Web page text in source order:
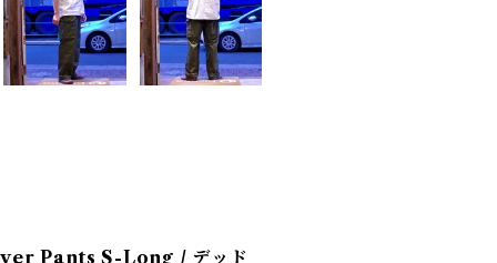
Pants S-Long / デッド